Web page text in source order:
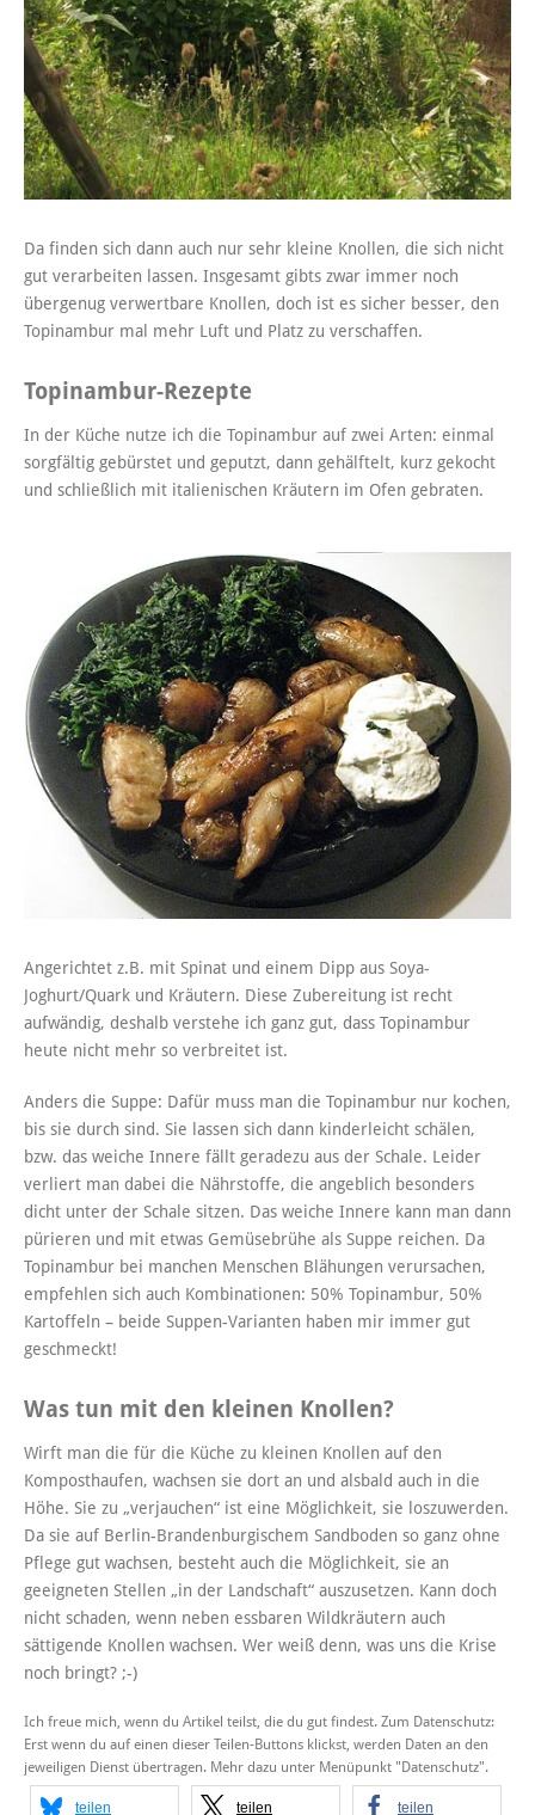
Da finden sich dann auch nur sehr kleine Knollen, die sich nicht
gut verarbeiten lassen. Insgesamt gibts zwar immer noch
übergenug verwertbare Knollen, doch ist es sicher besser, den
Topinambur mal mehr Luft und Platz zu verschaffen.
Topinambur-Rezepte
In der Küche nutze ich die Topinambur auf zwei Arten: einmal
sorgfältig gebürstet und geputzt, dann gehälftelt, kurz gekocht
und schließlich mit italienischen Kräutern im Ofen gebraten.
Angerichtet z.B. mit Spinat und einem Dipp aus Soya-
Joghurt/Quark und Kräutern. Diese Zubereitung ist recht
aufwändig, deshalb verstehe ich ganz gut, dass Topinambur
heute nicht mehr so verbreitet ist.
Anders die Suppe: Dafür muss man die Topinambur nur kochen,
bis sie durch sind. Sie lassen sich dann kinderleicht schälen,
bzw. das weiche Innere fällt geradezu aus der Schale. Leider
verliert man dabei die Nährstoffe, die angeblich besonders
dicht unter der Schale sitzen. Das weiche Innere kann man dann
pürieren und mit etwas Gemüsebrühe als Suppe reichen. Da
Topinambur bei manchen Menschen Blähungen verursachen,
empfehlen sich auch Kombinationen: 50% Topinambur, 50%
Kartoffeln – beide Suppen-Varianten haben mir immer gut
geschmeckt!
Was tun mit den kleinen Knollen?
Wirft man die für die Küche zu kleinen Knollen auf den
Komposthaufen, wachsen sie dort an und alsbald auch in die
Höhe. Sie zu „verjauchen“ ist eine Möglichkeit, sie loszuwerden.
Da sie auf Berlin-Brandenburgischem Sandboden so ganz ohne
Pflege gut wachsen, besteht auch die Möglichkeit, sie an
geeigneten Stellen „in der Landschaft“ auszusetzen. Kann doch
nicht schaden, wenn neben essbaren Wildkräutern auch
sättigende Knollen wachsen. Wer weiß denn, was uns die Krise
noch bringt? ;-)
Ich freue mich, wenn du Artikel teilst, die du gut findest. Zum Datenschutz:
Erst wenn du auf einen dieser Teilen-Buttons klickst, werden Daten an den
jeweiligen Dienst übertragen. Mehr dazu unter Menüpunkt "Datenschutz".
teilen teilen teilen